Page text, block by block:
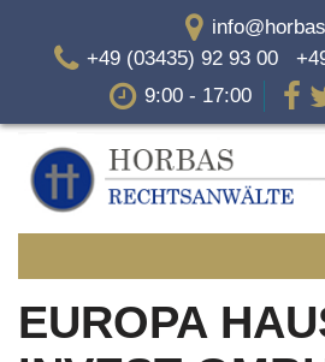
+49 (03435) 92 93 00
9:00 - 17:00
EUROPA